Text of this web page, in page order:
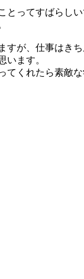
ってすばらしい
が、仕事はき
います。
くれたら素敵な